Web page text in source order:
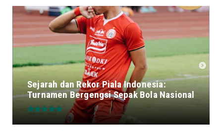
Sejarah dan Rekor Piala Indonesia:
Turnamen Bergengsi Sepak Bola Nasional